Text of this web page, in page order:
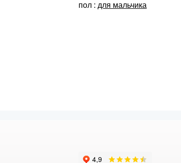
пол : для мальчика